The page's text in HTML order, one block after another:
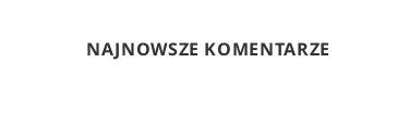
NAJNOWSZE KOMENTARZE